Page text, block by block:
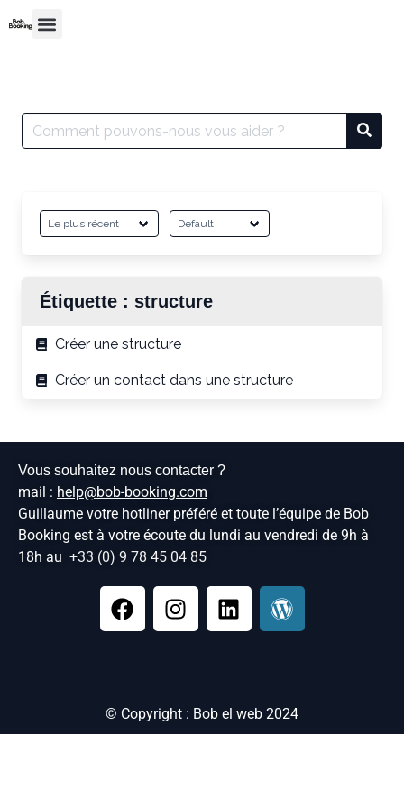
Étiquette : structure
Créer une structure
Créer un contact dans une structure
Vous souhaitez nous contacter ?
mail : help@bob-booking.com
Guillaume votre hotliner préféré et toute l’équipe de Bob
Booking est à votre écoute du lundi au vendredi de 9h à
18h au +33 (0) 9 78 45 04 85
© Copyright : Bob el web 2024